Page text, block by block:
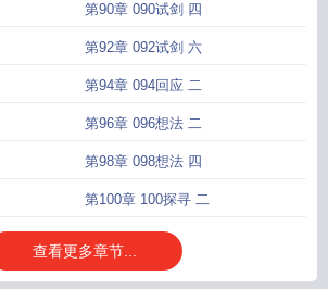
第90章 090试剑 四
第92章 092试剑 六
第94章 094回应 二
第96章 096想法 二
第98章 098想法 四
第100章 100探寻 二
查看更多章节...